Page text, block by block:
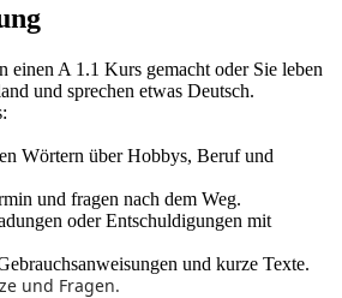
einen A 1.1 Kurs gemacht oder Sie leben
und sprechen etwas Deutsch.
Wörtern über Hobbys, Beruf und
und fragen nach dem Weg.
oder Entschuldigungen mit
und kurze Texte.
und Fragen.